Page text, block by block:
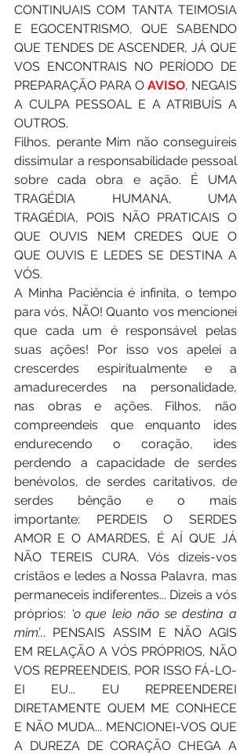
CONTINUAIS COM TANTA TEIMOSIA
E EGOCENTRISMO, QUE SABENDO
QUE TENDES DE ASCENDER, JÁ QUE
VOS ENCONTRAIS NO PERÍODO DE
PREPARAÇÃO PARA O AVISO, NEGAIS
A CULPA PESSOAL E A ATRIBUÍS A
OUTROS.
Filhos, perante Mim não conseguireis
dissimular a responsabilidade pessoal
sobre cada obra e ação. É UMA
TRAGÉDIA HUMANA, UMA
TRAGÉDIA, POIS NÃO PRATICAIS O
QUE OUVIS NEM CREDES QUE O
QUE OUVIS E LEDES SE DESTINA A
VÓS.
A Minha Paciência é infinita, o tempo
para vós, NÃO! Quanto vos mencionei
que cada um é responsável ​​pelas
suas ações! Por isso vos apelei a
crescerdes espiritualmente e a
amadurecerdes na personalidade,
nas obras e ações. Filhos, não
compreendeis que enquanto ides
endurecendo o coração, ides
perdendo a capacidade de serdes
benévolos, de serdes caritativos, de
serdes bênção e o mais
importante: PERDEIS O SERDES
AMOR E O AMARDES, É AÍ QUE JÁ
NÃO TEREIS CURA. Vós dizeis-vos
cristãos e ledes a Nossa Palavra, mas
permaneceis indiferentes... Dizeis a vós
próprios: ‘o que leio não se destina a
mim’... PENSAIS ASSIM E NÃO AGIS
EM RELAÇÃO A VÓS PRÓPRIOS, NÃO
VOS REPREENDEIS, POR ISSO FÁ-LO-
EI EU... EU REPREENDEREI
DIRETAMENTE QUEM ME CONHECE
E NÃO MUDA... MENCIONEI-VOS QUE
A DUREZA DE CORAÇÃO CHEGA A